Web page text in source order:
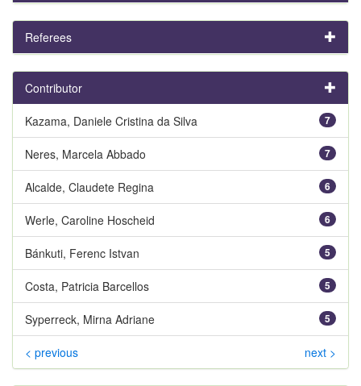
Referees
Contributor
7
Kazama, Daniele Cristina da Silva
7
Neres, Marcela Abbado
6
Alcalde, Claudete Regina
6
Werle, Caroline Hoscheid
5
Bánkuti, Ferenc Istvan
5
Costa, Patricia Barcellos
5
Syperreck, Mirna Adriane
< previous next >